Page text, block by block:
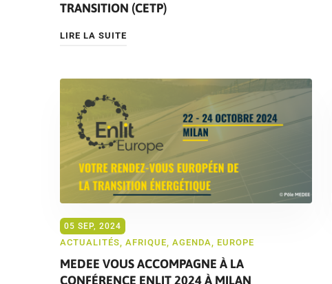
TRANSITION (CETP)
LIRE LA SUITE
05 SEP, 2024
ACTUALITÉS, AFRIQUE, AGENDA, EUROPE
MEDEE VOUS ACCOMPAGNE À LA
CONFÉRENCE ENLIT 2024 À MILAN